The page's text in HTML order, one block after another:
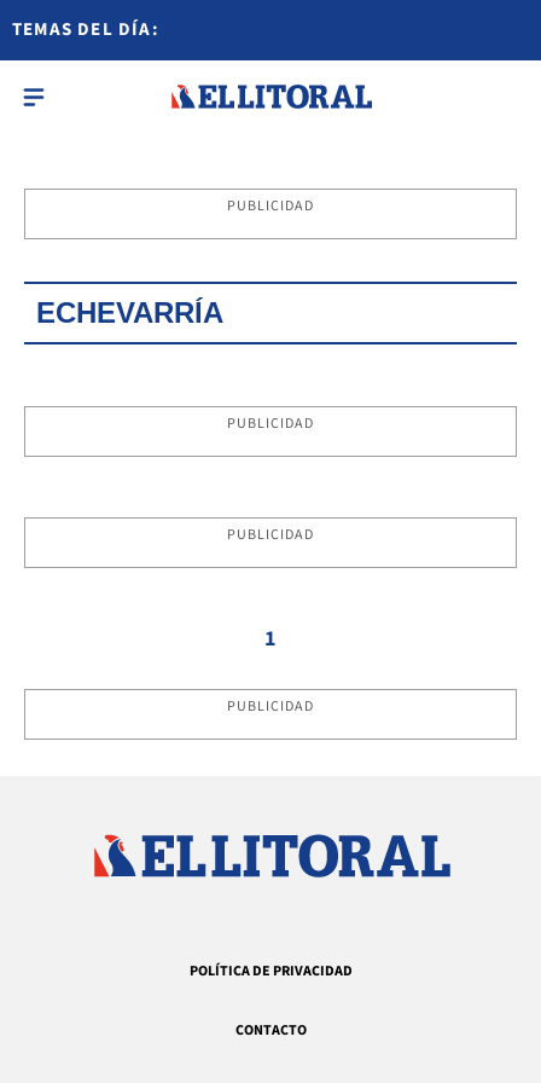
TEMAS DEL DÍA:
PUBLICIDAD
ECHEVARRÍA
PUBLICIDAD
PUBLICIDAD
1
PUBLICIDAD
POLÍTICA DE PRIVACIDAD
CONTACTO